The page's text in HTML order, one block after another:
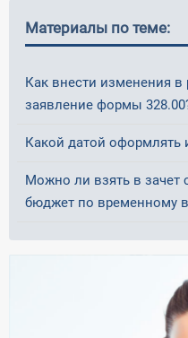
Материалы по теме:
Как внести изменения в
заявление формы
Какой датой оформлять
Можно ли взять в
бюджет по временному